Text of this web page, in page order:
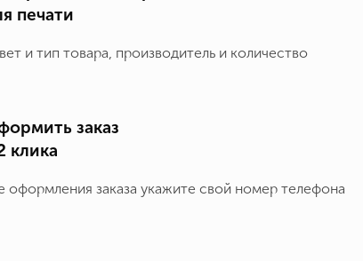
печати
и тип товара, производитель и количество
заказ
клика
оформления заказа укажите свой номер телефона